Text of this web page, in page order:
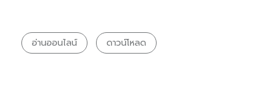
อ่านออนไลน์ ดาวน์โหลด